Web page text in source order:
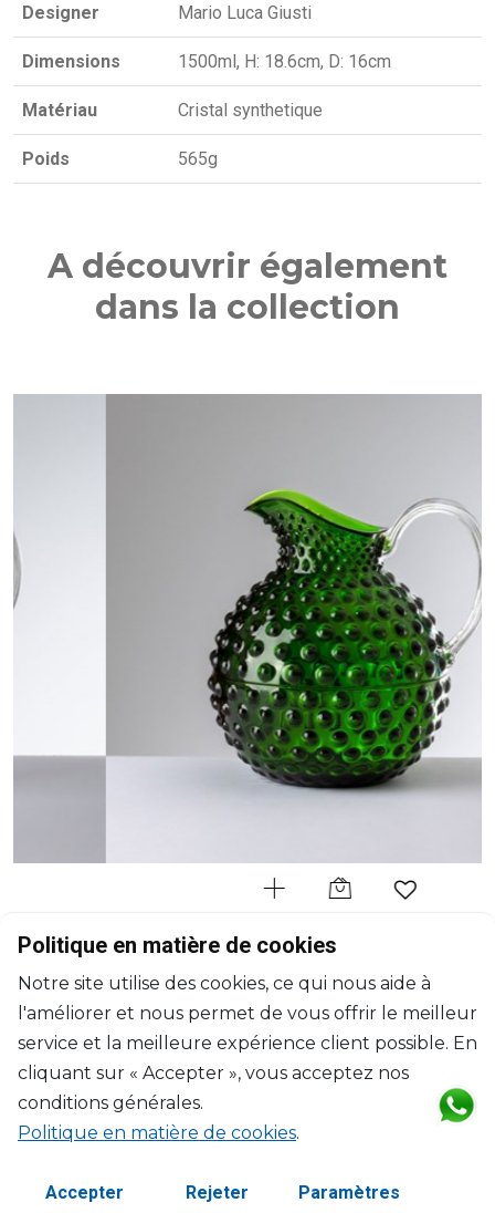
Designer Mario Luca Giusti
Dimensions 1500ml, H: 18.6cm, D: 16cm
Matériau Cristal synthetique
Poids 565g
A découvrir également
dans la collection
MARIO LUCA GIUSTI
Pichet vert
1500ml, H: 18.6cm, D: 16cm
$114
Politique en matière de cookies
Notre site utilise des cookies, ce qui nous aide à
l'améliorer et nous permet de vous offrir le meilleur
service et la meilleure expérience client possible. En
cliquant sur « Accepter », vous acceptez nos
conditions générales.
Politique en matière de cookies.
Accepter Rejeter Paramètres